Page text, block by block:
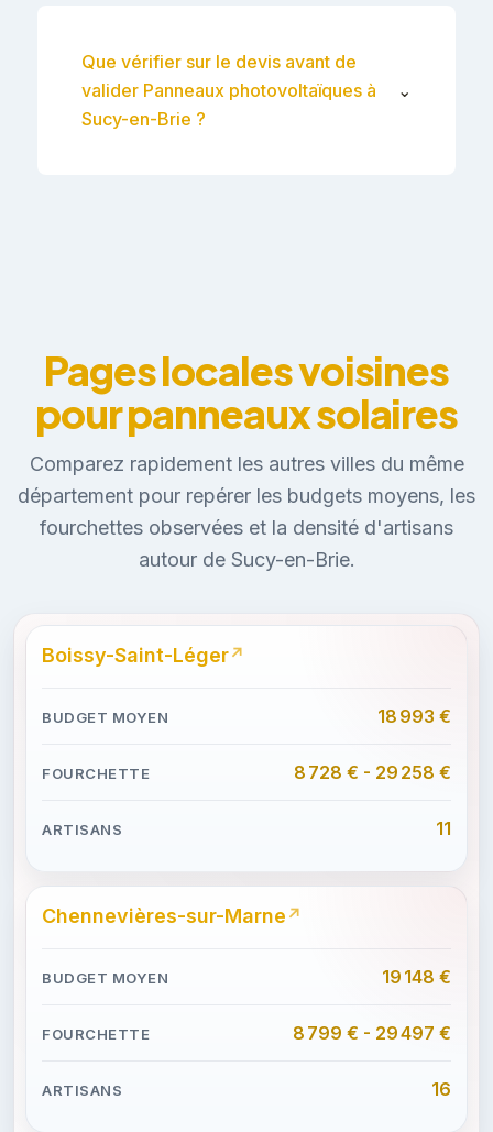
Que vérifier sur le devis avant de
valider Panneaux photovoltaïques à
Sucy-en-Brie ?
⌄
Pages locales voisines
pour panneaux solaires
Comparez rapidement les autres villes du même
département pour repérer les budgets moyens, les
fourchettes observées et la densité d'artisans
autour de Sucy-en-Brie.
Boissy-Saint-Léger
18 993 €
8 728 € - 29 258 €
11
Chennevières-sur-Marne
19 148 €
8 799 € - 29 497 €
16